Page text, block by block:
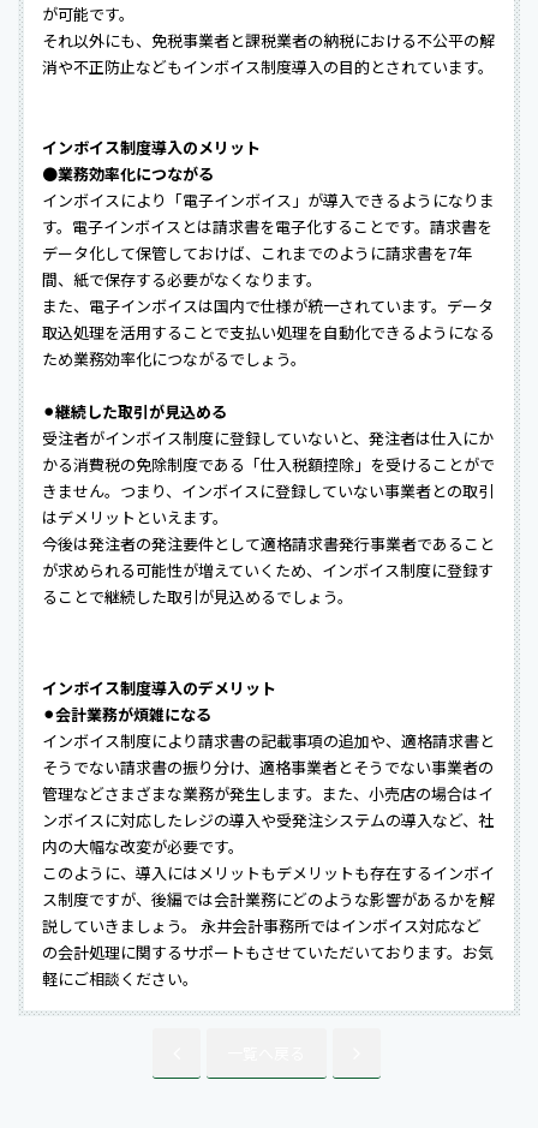
が可能です。
それ以外にも、免税事業者と課税業者の納税における不公平の解
消や不正防止などもインボイス制度導入の目的とされています。
インボイス制度導入のメリット
⚫業務効率化につながる
インボイスにより「電子インボイス」が導入できるようになりま
す。電子インボイスとは請求書を電子化することです。請求書を
データ化して保管しておけば、これまでのように請求書を7年
間、紙で保存する必要がなくなります。
また、電子インボイスは国内で仕様が統一されています。データ
取込処理を活用することで支払い処理を自動化できるようになる
ため業務効率化につながるでしょう。
⚫︎継続した取引が見込める
受注者がインボイス制度に登録していないと、発注者は仕入にか
かる消費税の免除制度である「仕入税額控除」を受けることがで
きません。つまり、インボイスに登録していない事業者との取引
はデメリットといえます。
今後は発注者の発注要件として適格請求書発行事業者であること
が求められる可能性が増えていくため、インボイス制度に登録す
ることで継続した取引が見込めるでしょう。
インボイス制度導入のデメリット
⚫︎会計業務が煩雑になる
インボイス制度により請求書の記載事項の追加や、適格請求書と
そうでない請求書の振り分け、適格事業者とそうでない事業者の
管理などさまざまな業務が発生します。また、小売店の場合はイ
ンボイスに対応したレジの導入や受発注システムの導入など、社
内の大幅な改変が必要です。
このように、導入にはメリットもデメリットも存在するインボイ
ス制度ですが、後編では会計業務にどのような影響があるかを解
説していきましょう。 永井会計事務所ではインボイス対応など
の会計処理に関するサポートもさせていただいております。お気
軽にご相談ください。